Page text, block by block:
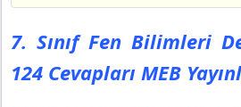
7. Sınıf Fen Bilimleri Ders
MEB Yayınları
7. Sınıf Fen Bilimleri Ders
MEB Yayınları
7. Sınıf Fen Bilimleri
124 Cevapları MEB